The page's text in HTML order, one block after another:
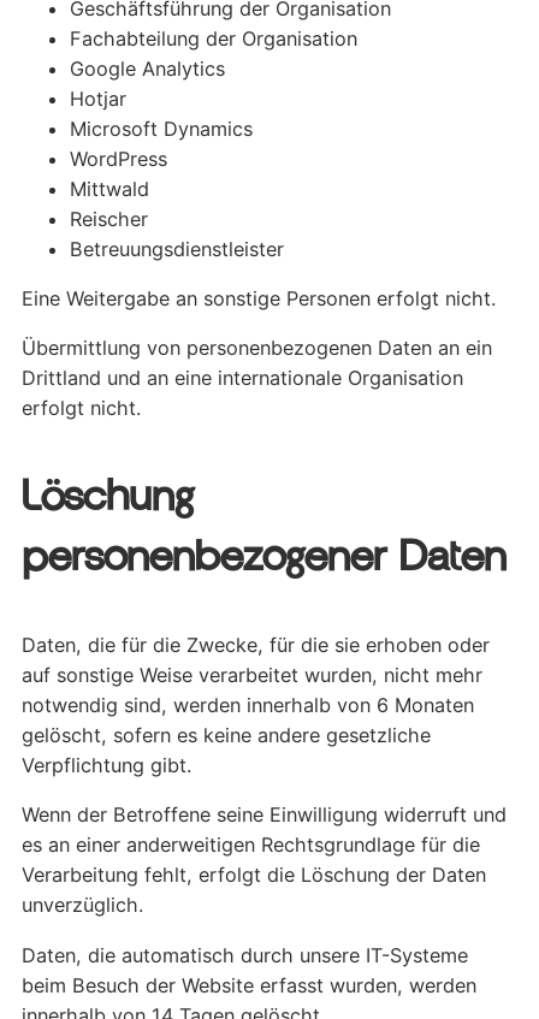
Geschäftsführung der Organisation
Fachabteilung der Organisation
Google Analytics
Hotjar
Microsoft Dynamics
WordPress
Mittwald
Reischer
Betreuungsdienstleister
Eine Weitergabe an sonstige Personen erfolgt nicht.
Übermittlung von personenbezogenen Daten an ein
Drittland und an eine internationale Organisation
erfolgt nicht.
Löschung
personenbezogener Daten
Daten, die für die Zwecke, für die sie erhoben oder
auf sonstige Weise verarbeitet wurden, nicht mehr
notwendig sind, werden innerhalb von 6 Monaten
gelöscht, sofern es keine andere gesetzliche
Verpflichtung gibt.
Wenn der Betroffene seine Einwilligung widerruft und
es an einer anderweitigen Rechtsgrundlage für die
Verarbeitung fehlt, erfolgt die Löschung der Daten
unverzüglich.
Daten, die automatisch durch unsere IT-Systeme
beim Besuch der Website erfasst wurden, werden